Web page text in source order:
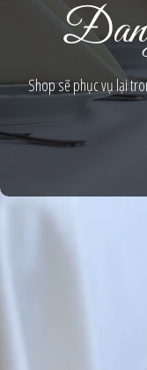
Shop sẽ phục vụ lại